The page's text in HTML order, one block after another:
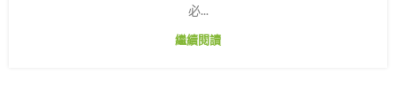
必...
繼續閱讀